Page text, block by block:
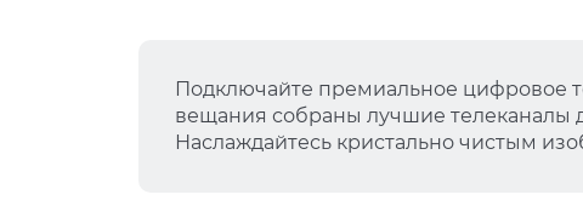
Подключайте премиальное цифровое
вещания собраны лучшие телеканалы
Наслаждайтесь кристально чистым